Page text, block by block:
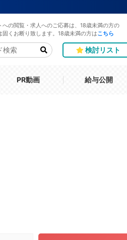
への閲覧・求人へのご応募は、18歳未満の方の
固くお断り致します。18歳未満の方は こちら
検討リスト
PR動画 給与公開